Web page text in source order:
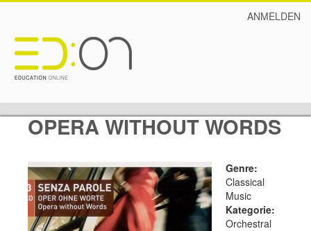
ANMELDEN
OPERA WITHOUT WORDS
Genre:
Classical
Music
Kategorie:
Orchestral